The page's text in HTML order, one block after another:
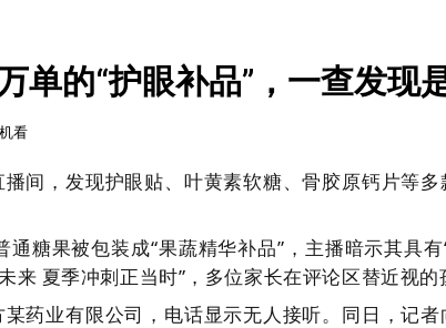
单的“护眼补品”，一查发现
看
间，发现护眼贴、叶黄素软糖、骨胶原钙片等
糖果被包装成“果蔬精华补品”，主播暗示其具
夏季冲刺正当时”，多位家长在评论区替近视的
药业有限公司，电话显示无人接听。同日，记